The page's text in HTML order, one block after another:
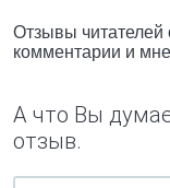
Отзывы читателей
комментарии и
А что Вы
отзыв.